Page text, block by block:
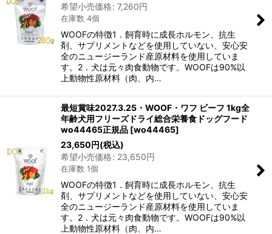
希望小売価格: 7,260円
在庫数 4個
WOOFの特徴1．飼育時に成長ホルモン、抗生
剤、サプリメントなどを使用していない、安心安
全のニュージーランド産原材料を使用していま
す。2．犬は元々肉食動物です。WOOFは90%以
上動物性原材料（肉、内…
最短賞味2027.3.25・WOOF・ワフ ビーフ 1kg全
年齢犬用フリーズドライ総合栄養食ドッグフード
wo44465正規品 [wo44465]
23,650円(税込)
希望小売価格: 23,650円
在庫数 1個
WOOFの特徴1．飼育時に成長ホルモン、抗生
剤、サプリメントなどを使用していない、安心安
全のニュージーランド産原材料を使用していま
す。2．犬は元々肉食動物です。WOOFは90%以
上動物性原材料（肉、内…